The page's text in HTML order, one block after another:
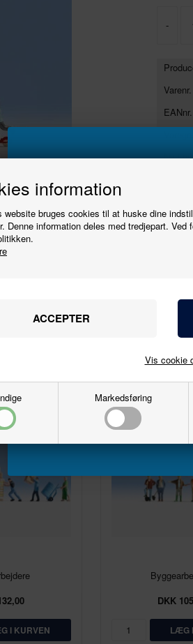
information
website bruges cookies til at huske dine
Denne information deles med tredjepart.
Markedsføring
Vis cookie
-
Varenr.
EANnr.
Ny i
DKK